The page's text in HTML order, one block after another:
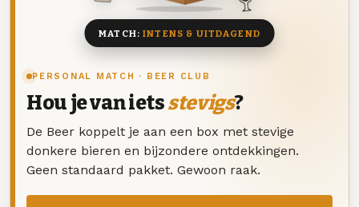
PERSONAL MATCH · BEER CLUB
Hou je van ietsstevigs?
De Beer koppelt je aan een box met stevige
donkere bieren en bijzondere ontdekkingen.
Geen standaard pakket. Gewoon raak.
MATCH:INTENS & UITDAGEND